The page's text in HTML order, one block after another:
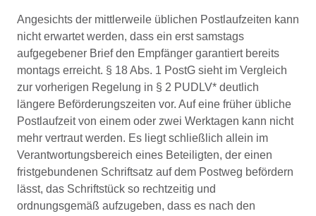
Angesichts der mittlerweile üblichen Postlaufzeiten kann
nicht erwartet werden, dass ein erst samstags
aufgegebener Brief den Empfänger garantiert bereits
montags erreicht. § 18 Abs. 1 PostG sieht im Vergleich
zur vorherigen Regelung in § 2 PUDLV* deutlich
längere Beförderungszeiten vor. Auf eine früher übliche
Postlaufzeit von einem oder zwei Werktagen kann nicht
mehr vertraut werden. Es liegt schließlich allein im
Verantwortungsbereich eines Beteiligten, der einen
fristgebundenen Schriftsatz auf dem Postweg befördern
lässt, das Schriftstück so rechtzeitig und
ordnungsgemäß aufzugeben, dass es nach den